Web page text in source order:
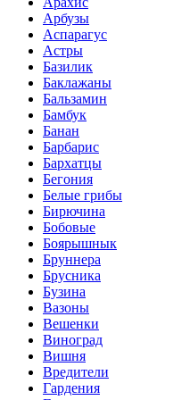
Арбузы
Аспарагус
Астры
Базилик
Баклажаны
Бальзамин
Бамбук
Банан
Барбарис
Бархатцы
Бегония
Белые грибы
Бирючина
Бобовые
Боярышнык
Бруннера
Брусника
Бузина
Вазоны
Вешенки
Виноград
Вишня
Вредители
Гардения